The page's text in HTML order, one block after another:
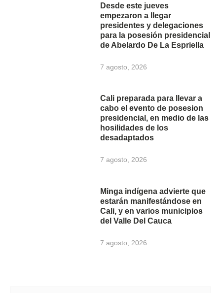
Desde este jueves
empezaron a llegar
presidentes y delegaciones
para la posesión presidencial
de Abelardo De La Espriella
7 agosto, 2026
Cali preparada para llevar a
cabo el evento de posesion
presidencial, en medio de las
hosilidades de los
desadaptados
7 agosto, 2026
Minga indígena advierte que
estarán manifestándose en
Cali, y en varios municipios
del Valle Del Cauca
7 agosto, 2026